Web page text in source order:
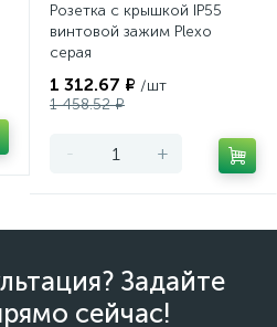
Розетка с крышкой IP55
винтовой зажим Plexo
серая
1 312.67 ₽ /шт
1 458.52 ₽
- +
Задайте
сейчас!